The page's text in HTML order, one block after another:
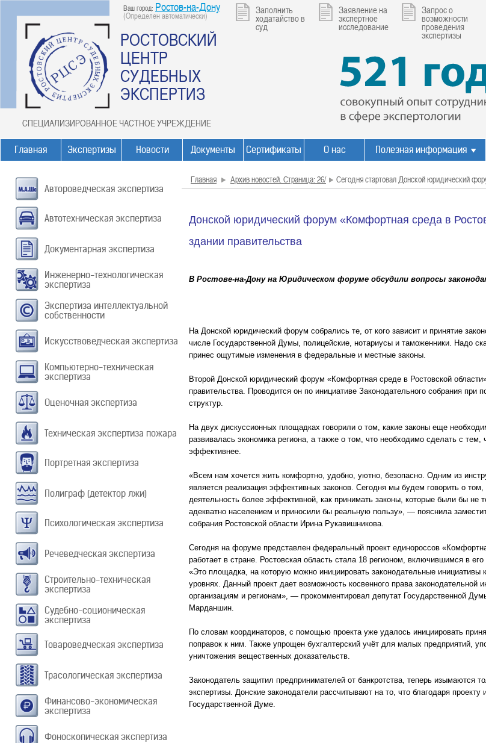
Ваш город: Ростов-на-Дону
(Определен автоматически)
РОСТОВСКИЙ
ЦЕНТР
СУДЕБНЫХ
ЭКСПЕРТИЗ
СПЕЦИАЛИЗИРОВАННОЕ ЧАСТНОЕ УЧРЕЖДЕНИЕ
Заполнить
ходатайство в
суд
Заявление на
экспертное
исследование
Запрос о
возможности
проведения
экспертизы
Главная Экспертизы Новости Документы Сертификаты О нас Полезная информация
Автороведческая экспертиза
Автотехническая экспертиза
Документарная экспертиза
Инженерно-технологическая
экспертиза
Экспертиза интеллектуальной
собственности
Искусствоведческая экспертиза
Компьютерно-техническая
экспертиза
Оценочная экспертиза
Техническая экспертиза пожара
Портретная экспертиза
Полиграф (детектор лжи)
Психологическая экспертиза
Речеведческая экспертиза
Строительно-техническая
экспертиза
Судебно-соционическая
экспертиза
Товароведческая экспертиза
Трасологическая экспертиза
Финансово-экономическая
экспертиза
Фоноскопическая экспертиза
Главная Архив новостей. Страница: 26/ Сегодня стартовал Донской юридический
Донской юридический форум «Комфортная среда в
здании правительства
В Ростове-на-Дону на Юридическом форуме обсудили вопросы
На Донской юридический форум собрались те, от кого зависит и принятие
числе Государственной Думы, полицейские, нотариусы и таможенники. Надо
принес ощутимые изменения в федеральные и местные законы.
Второй Донской юридический форум «Комфортная среде в Ростовской
правительства. Проводится он по инициативе Законодательного собрания при
структур.
На двух дискуссионных площадках говорили о том, какие законы еще
развивалась экономика региона, а также о том, что необходимо сделать с
эффективнее.
«Всем нам хочется жить комфортно, удобно, уютно, безопасно. Одним из
является реализация эффективных законов. Сегодня мы будем говорить о том,
деятельность более эффективной, как принимать законы, которые были бы не
адекватно населением и приносили бы реальную пользу», — пояснила
собрания Ростовской области Ирина Рукавишникова.
Сегодня на форуме представлен федеральный проект единороссов
работает в стране. Ростовская область стала 18 регионом, включившимся в
«Это площадка, на которую можно инициировать законодательные инициативы
уровнях. Данный проект дает возможность косвенного права
организациям и регионам», — прокомментировал депутат Государственной
Марданшин.
По словам координаторов, с помощью проекта уже удалось инициировать
поправок к ним. Также упрощен бухгалтерский учёт для малых предприятий,
уничтожения вещественных доказательств.
Законодатель защитил предпринимателей от банкротства, теперь изымаются
экспертизы. Донские законодатели рассчитывают на то, что благодаря
Государственной Думе.